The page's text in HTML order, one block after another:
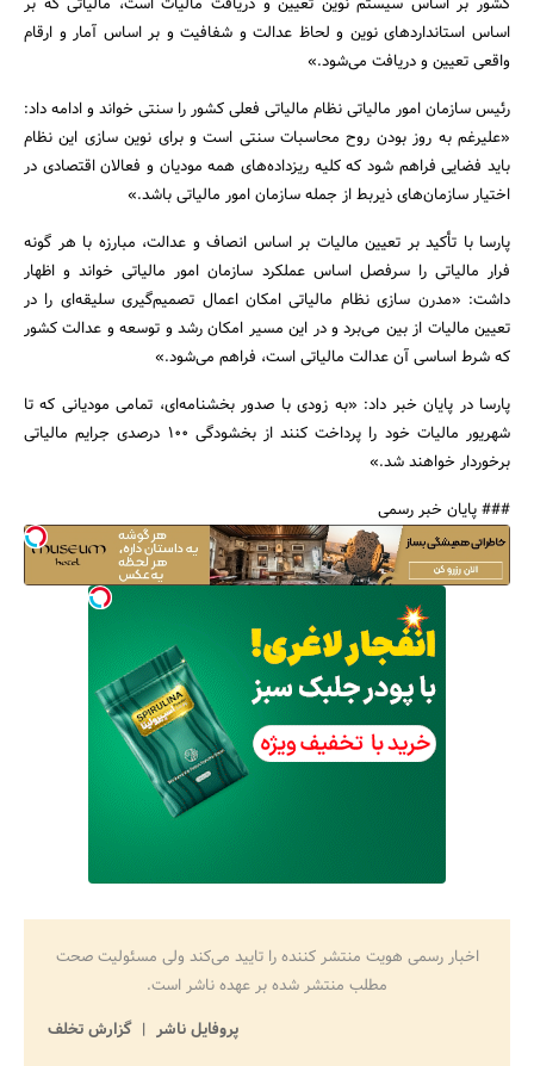
کشور بر اساس سیستم نوین تعیین و دریافت مالیات است، مالیاتی که بر
اساس استانداردهای نوین و لحاظ عدالت و شفافیت و بر اساس آمار و ارقام
واقعی تعیین و دریافت می‌شود.»
رئیس سازمان امور مالیاتی نظام مالیاتی فعلی کشور را سنتی خواند و ادامه داد:
«علیرغم به روز بودن روح محاسبات سنتی است و برای نوین سازی این نظام
باید فضایی فراهم شود که کلیه ریزداده‌های همه مودیان و فعالان اقتصادی در
اختیار سازمان‌های ذیربط از جمله سازمان امور مالیاتی باشد.»
پارسا با تأکید بر تعیین مالیات بر اساس انصاف و عدالت، مبارزه با هر گونه
فرار مالیاتی را سرفصل اساس عملکرد سازمان امور مالیاتی خواند و اظهار
داشت: «مدرن سازی نظام مالیاتی امکان اعمال تصمیم‌گیری سلیقه‌ای را در
تعیین مالیات از بین می‌برد و در این مسیر امکان رشد و توسعه و عدالت کشور
که شرط اساسی آن عدالت مالیاتی است، فراهم می‌شود.»
پارسا در پایان خبر داد: «به زودی با صدور بخشنامه‌ای، تمامی مودیانی که تا
شهریور مالیات خود را پرداخت کنند از بخشودگی ۱۰۰ درصدی جرایم مالیاتی
برخوردار خواهند شد.»
### پایان خبر رسمی
اخبار رسمی هویت منتشر کننده را تایید می‌کند ولی مسئولیت صحت
مطلب منتشر شده بر عهده ناشر است.
پروفایل ناشر
گزارش تخلف